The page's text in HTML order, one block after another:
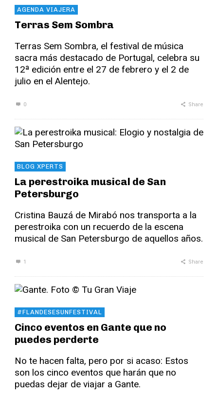
AGENDA VIAJERA
Terras Sem Sombra
Terras Sem Sombra, el festival de música
sacra más destacado de Portugal, celebra su
12ª edición entre el 27 de febrero y el 2 de
julio en el Alentejo.
0 Share
BLOG XPERTS
La perestroika musical de San
Petersburgo
Cristina Bauzá de Mirabó nos transporta a la
perestroika con un recuerdo de la escena
musical de San Petersburgo de aquellos años.
1 Share
#FLANDESESUNFESTIVAL
Cinco eventos en Gante que no
puedes perderte
No te hacen falta, pero por si acaso: Estos
son los cinco eventos que harán que no
puedas dejar de viajar a Gante.